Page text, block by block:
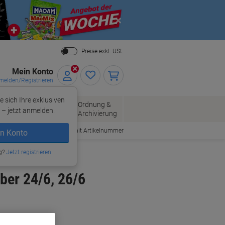
Close
Preise exkl. USt.
Mein Konto
Registrieren
sich Ihre exklusiven
jetzt anmelden.
Konto
Jetzt registrieren
Bürobedarf
Ordnung &
Archivierung
Bestellen mit Artikelnummer
24/6, 26/6